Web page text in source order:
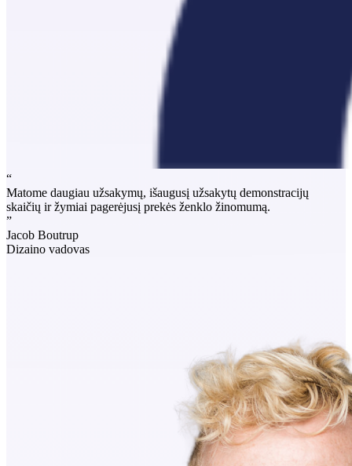
“
Matome daugiau užsakymų, išaugusį užsakytų demonstracijų
skaičių ir žymiai pagerėjusį prekės ženklo žinomumą.
”
Jacob Boutrup
Dizaino vadovas